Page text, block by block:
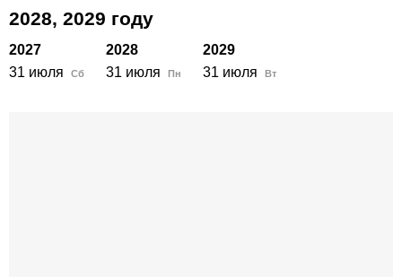
2028, 2029 году
2027 2028
2029
31 июля
Сб 31 июля Пн 31 июля Вт